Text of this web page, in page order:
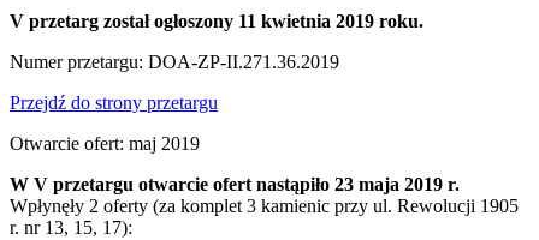
V przetarg został ogłoszony 11 kwietnia 2019 roku.
Numer przetargu: DOA-ZP-II.271.36.2019
Przejdź do strony przetargu
Otwarcie ofert: maj 2019
W V przetargu otwarcie ofert nastąpiło 23 maja 2019 r.
Wpłynęły 2 oferty (za komplet 3 kamienic przy ul. Rewolucji 1905
r. nr 13, 15, 17):